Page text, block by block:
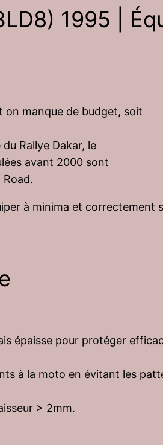
1995 |
on manque de budget, soit
Rallye Dakar, le
avant 2000 sont
à minima et correctement
épaisse pour protéger
à la moto en évitant les
> 2mm.